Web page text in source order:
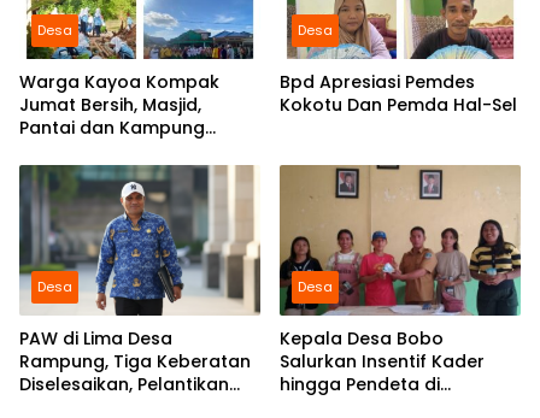
Desa
Warga Kayoa Kompak
Jumat Bersih, Masjid,
Pantai dan Kampung
Desa
Bpd Apresiasi Pemdes
Kokotu Dan Pemda Hal-Sel
Desa
PAW di Lima Desa
Rampung, Tiga Keberatan
Diselesaikan, Pelantikan
Desa
Kepala Desa Bobo
Salurkan Insentif Kader
hingga Pendeta di